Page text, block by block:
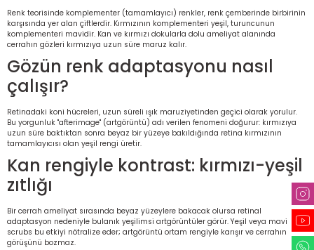
Renk teorisinde komplementer (tamamlayıcı) renkler, renk çemberinde birbirinin
karşısında yer alan çiftlerdir. Kırmızının komplementeri yeşil, turuncunun
komplementeri mavidir. Kan ve kırmızı dokularla dolu ameliyat alanında
cerrahın gözleri kırmızıya uzun süre maruz kalır.
Gözün renk adaptasyonu nasıl
çalışır?
Retinadaki koni hücreleri, uzun süreli ışık maruziyetinden geçici olarak yorulur.
Bu yorgunluk "afterimage" (artgörüntü) adı verilen fenomeni doğurur: kırmızıya
uzun süre baktıktan sonra beyaz bir yüzeye bakıldığında retina kırmızının
tamamlayıcısı olan yeşil rengi üretir.
Kan rengiyle kontrast: kırmızı-yeşil
zıtlığı
Bir cerrah ameliyat sırasında beyaz yüzeylere bakacak olursa retinal
adaptasyon nedeniyle bulanık yeşilimsi artgörüntüler görür. Yeşil veya mavi
scrubs bu etkiyi nötralize eder; artgörüntü ortam rengiyle karışır ve cerrahın
görüşünü bozmaz.